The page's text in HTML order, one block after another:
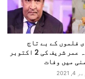
فلموں کے بے تاج
بادشاہ عمر شریف کی 2 اکتوبر
میں وفات